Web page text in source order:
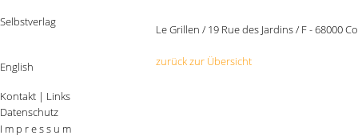
Selbstverlag
English
Le Grillen / 19 Rue des Jardins / F - 68000
zurück zur Übersicht
Kontakt | Links
Datenschutz
I m p r e s s u m